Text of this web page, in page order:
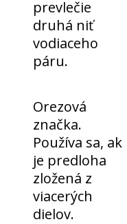
prevlečie
druhá niť
vodiaceho
páru.
Orezová
značka.
Používa sa, ak
je predloha
zložená z
viacerých
dielov.